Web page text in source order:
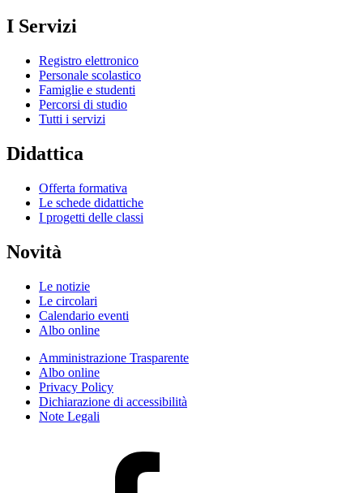
I Servizi
Registro elettronico
Personale scolastico
Famiglie e studenti
Percorsi di studio
Tutti i servizi
Didattica
Offerta formativa
Le schede didattiche
I progetti delle classi
Novità
Le notizie
Le circolari
Calendario eventi
Albo online
Amministrazione Trasparente
Albo online
Privacy Policy
Dichiarazione di accessibilità
Note Legali